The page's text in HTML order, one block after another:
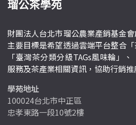
瑠公茶學苑
財團法人台北市瑠公農業產銷基金
主要目標是希望透過雲端平台整合
「臺灣茶分類分級TAGs風味輪」
服務及茶產業相關資訊，協助行銷推
學苑地址
100024台北市中正區
忠孝東路一段10號2樓